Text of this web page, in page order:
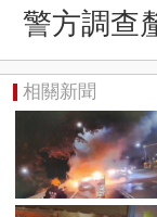
警方調查
相關新聞